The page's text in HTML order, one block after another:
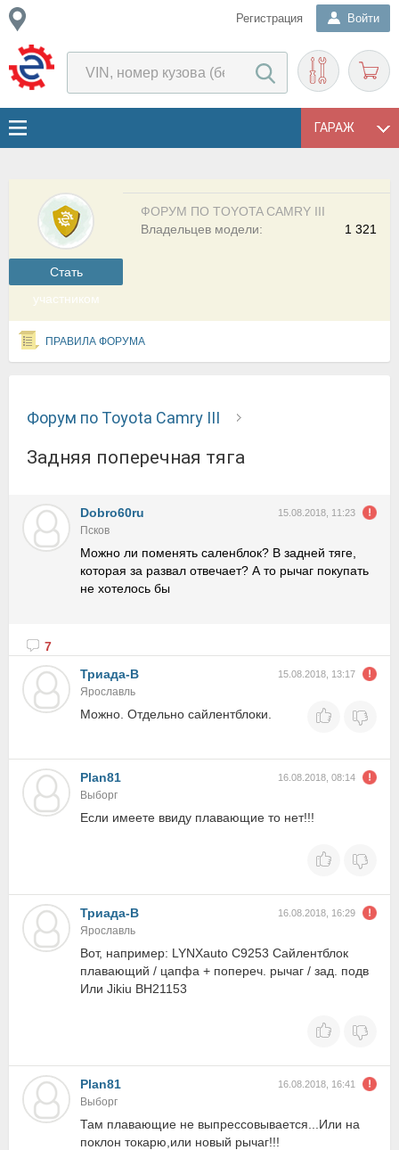
Регистрация Войти
ГАРАЖ
Cтать
участником
ФОРУМ ПО TOYOTA CAMRY III
1 321
Владельцев модели:
ПРАВИЛА ФОРУМА
Форум по Toyota Camry III
Задняя поперечная тяга
Dobro60ru 15.08.2018, 11:23
Псков
Можно ли поменять саленблок? В задней тяге,
которая за развал отвечает? А то рычаг покупать
не хотелось бы
7
Триада-В
15.08.2018, 13:17
Ярославль
Можно. Отдельно сайлентблоки.
Plan81 16.08.2018, 08:14
Выборг
Если имеете ввиду плавающие то нет!!!
Триада-В 16.08.2018, 16:29
Ярославль
Вот, например: LYNXauto C9253 Сайлентблок
плавающий / цапфа + попереч. рычаг / зад. подв
Или Jikiu BH21153
Plan81 16.08.2018, 16:41
Выборг
Там плавающие не выпрессовывается...Или на
поклон токарю,или новый рычаг!!!